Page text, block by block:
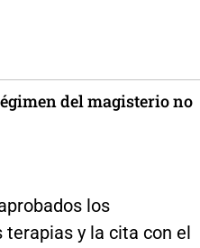
del magisterio no
los
y la cita con el